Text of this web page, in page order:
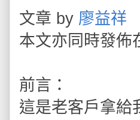
文章 by 廖益祥
本文亦同時發佈
前言：
這是老客戶拿給